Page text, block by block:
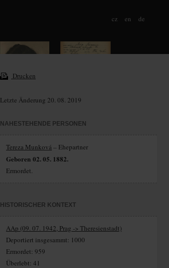
cz en de
Drucken
Letzte Änderung 20. 08. 2019
NAHESTEHENDE PERSONEN
Tereza Munková – Ehepartner
Geboren 02. 05. 1882.
Ermordet.
HISTORISCHER KONTEXT
AAp (09. 07. 1942, Prag -> Theresienstadt)
Deportiert insgesammt: 1000
Ermordet: 959
Überlebt: 41